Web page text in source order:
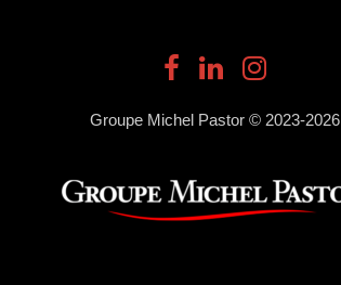
Groupe Michel Pastor © 2023-2026